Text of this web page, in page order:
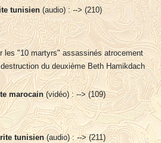
tunisien(audio) : --> (210)
les "10 martyrs" assassinés atrocement
du deuxième Beth Hamikdach
marocain(vidéo) : --> (109)
rite tunisien(audio) : --> (211)